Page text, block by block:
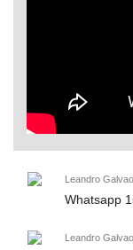
Leandro
Whatsapp
Leandro